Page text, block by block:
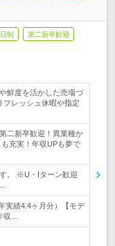
制 第二新卒歓迎
鮮度を活かした売場づ
レッシュ休暇や指定
二新卒歓迎！異業種か
充実！年収UPも夢で
。 ※U・Iターン歓迎
実績4.4ヶ月分）【モデ
収…